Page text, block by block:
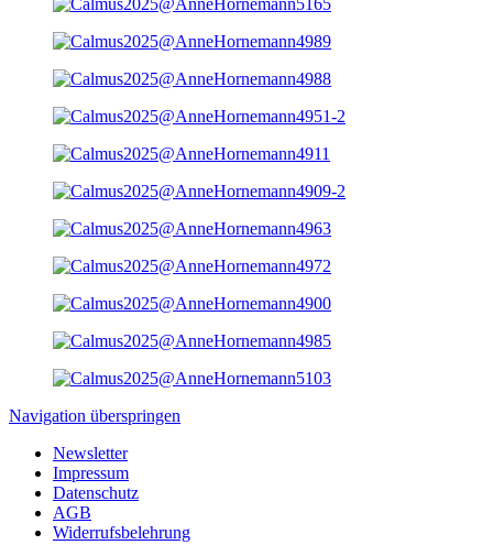
Navigation überspringen
Newsletter
Impressum
Datenschutz
AGB
Widerrufsbelehrung